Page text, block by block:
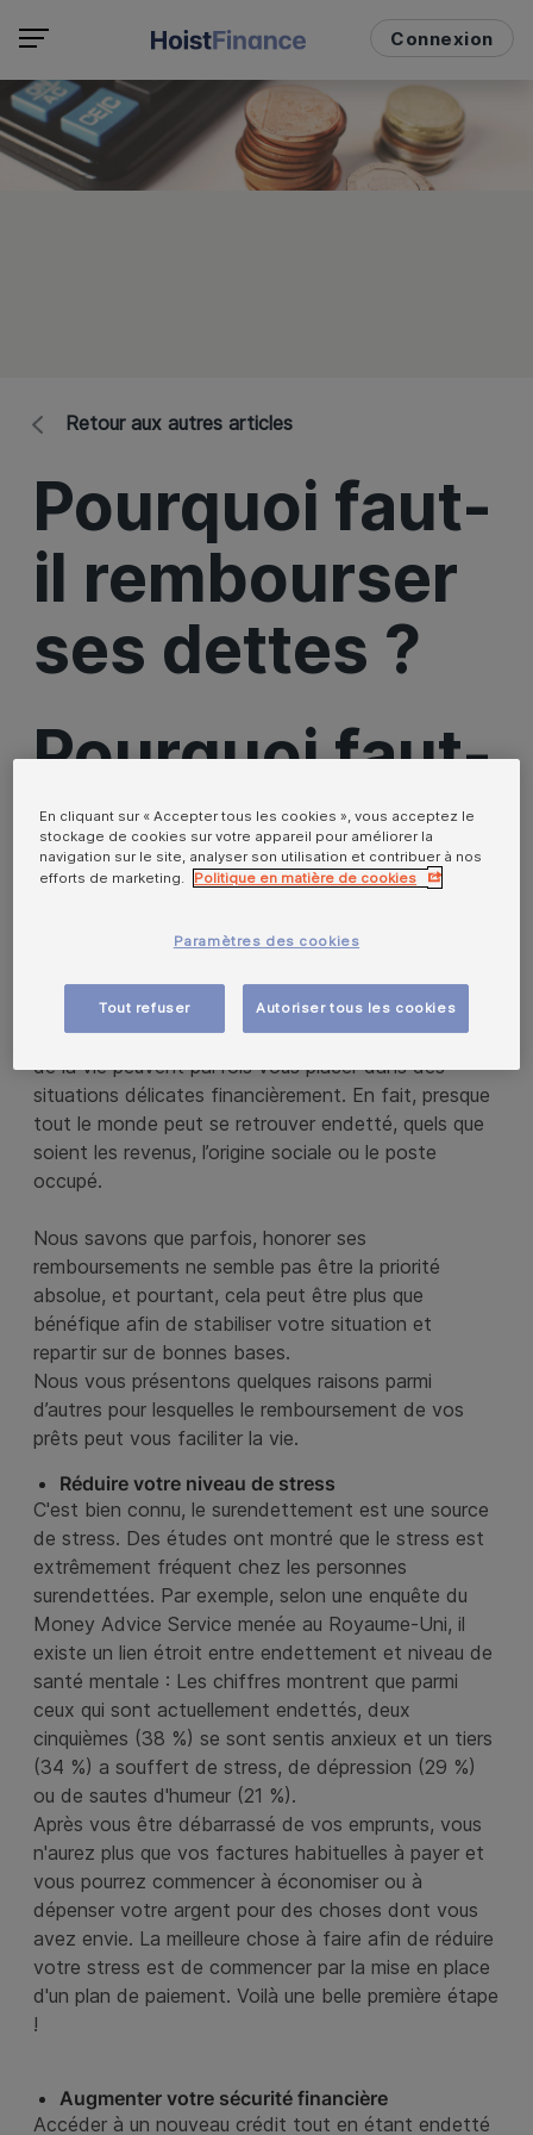
Connexion
Retour aux autres articles
Pourquoi faut-
il rembourser
ses dettes ?
Pourquoi faut-
il rembourser
ses dettes ?
De nos jours, avoir recours au crédit est une réalité
pour une majorité de personnes adultes, et les aléas
de la vie peuvent parfois vous placer dans des
situations délicates financièrement. En fait, presque
tout le monde peut se retrouver endetté, quels que
soient les revenus, l’origine sociale ou le poste
occupé.
Nous savons que parfois, honorer ses
remboursements ne semble pas être la priorité
absolue, et pourtant, cela peut être plus que
bénéfique afin de stabiliser votre situation et
repartir sur de bonnes bases.
Nous vous présentons quelques raisons parmi
d’autres pour lesquelles le remboursement de vos
prêts peut vous faciliter la vie.
Réduire votre niveau de stress
C'est bien connu, le surendettement est une source
de stress. Des études ont montré que le stress est
extrêmement fréquent chez les personnes
surendettées. Par exemple, selon une enquête du
Money Advice Service menée au Royaume-Uni, il
existe un lien étroit entre endettement et niveau de
santé mentale : Les chiffres montrent que parmi
ceux qui sont actuellement endettés, deux
cinquièmes (38 %) se sont sentis anxieux et un tiers
(34 %) a souffert de stress, de dépression (29 %)
ou de sautes d'humeur (21 %).
Après vous être débarrassé de vos emprunts, vous
n'aurez plus que vos factures habituelles à payer et
vous pourrez commencer à économiser ou à
dépenser votre argent pour des choses dont vous
avez envie. La meilleure chose à faire afin de réduire
votre stress est de commencer par la mise en place
d'un plan de paiement. Voilà une belle première étape
!
Augmenter votre sécurité financière
Accéder à un nouveau crédit tout en étant endetté
En cliquant sur « Accepter tous les cookies », vous acceptez le
stockage de cookies sur votre appareil pour améliorer la
navigation sur le site, analyser son utilisation et contribuer à nos
efforts de marketing.
Politique en matière de cookies
Paramètres des cookies
Tout refuser Autoriser tous les cookies